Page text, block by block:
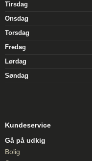
Tirsdag
Onsdag
Torsdag
Fredag
Lørdag
Søndag
Kundeservice
Gå på udkig
Bolig